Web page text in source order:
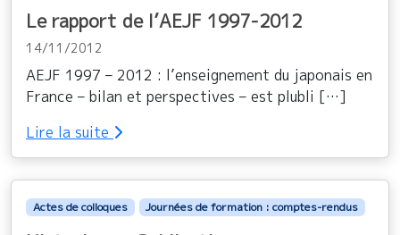
Le rapport de l’AEJF 1997-2012
14/11/2012
AEJF 1997 – 2012 : l’enseignement du japonais en
France – bilan et perspectives – est plubli […]
Lire la suite
Actes de colloques Journées de formation : comptes-rendus